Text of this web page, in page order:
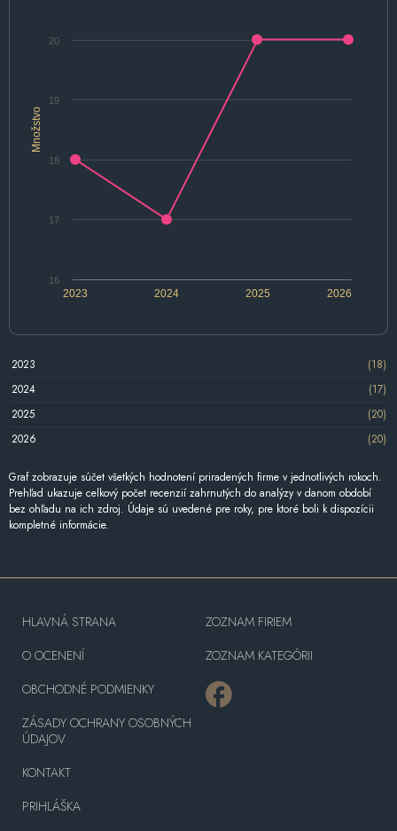
Množstvo
2024 2026
2023 2025
16
17
18
19
20
2023
(18)
2024
(17)
2025
(20)
2026
(20)
Graf zobrazuje súčet všetkých hodnotení priradených firme v jednotlivých rokoch.
Prehľad ukazuje celkový počet recenzií zahrnutých do analýzy v danom období
bez ohľadu na ich zdroj. Údaje sú uvedené pre roky, pre ktoré boli k dispozícii
kompletné informácie.
HLAVNÁ STRANA
O OCENENÍ
OBCHODNÉ PODMIENKY
ZÁSADY OCHRANY OSOBNÝCH
ÚDAJOV
KONTAKT
PRIHLÁŠKA
ZOZNAM FIRIEM
ZOZNAM KATEGÓRII